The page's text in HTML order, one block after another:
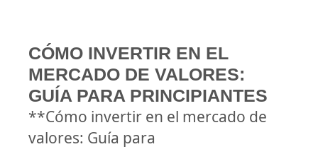
CÓMO INVERTIR EN EL
MERCADO DE VALORES:
GUÍA PARA PRINCIPIANTES
**Cómo invertir en el mercado de
valores: Guía para